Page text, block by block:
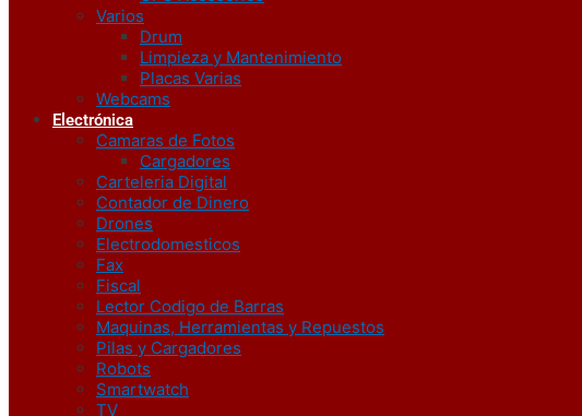
Varios
Drum
Limpieza y Mantenimiento
Placas Varias
Webcams
Electrónica
Camaras de Fotos
Cargadores
Carteleria Digital
Contador de Dinero
Drones
Electrodomesticos
Fax
Fiscal
Lector Codigo de Barras
Maquinas, Herramientas y Repuestos
Pilas y Cargadores
Robots
Smartwatch
TV